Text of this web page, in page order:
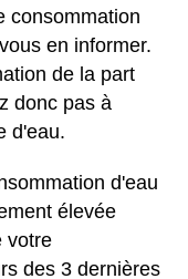
consommation
en informer.
de la part
donc pas à
d'eau.
d'eau
élevée
votre
des 3 dernières